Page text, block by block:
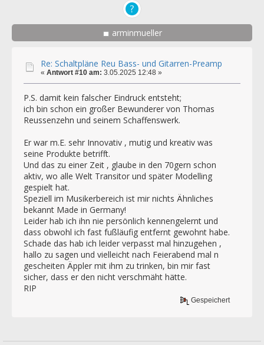
arminmueller
Re: Schaltpläne Reu Bass- und Gitarren-Preamp
« Antwort #10 am: 3.05.2025 12:48 »
P.S. damit kein falscher Eindruck entsteht;
ich bin schon ein großer Bewunderer von Thomas
Reussenzehn und seinem Schaffenswerk.
Er war m.E. sehr Innovativ , mutig und kreativ was
seine Produkte betrifft.
Und das zu einer Zeit , glaube in den 70gern schon
aktiv, wo alle Welt Transitor und später Modelling
gespielt hat.
Speziell im Musikerbereich ist mir nichts Ähnliches
bekannt Made in Germany!
Leider hab ich ihn nie persönlich kennengelernt und
dass obwohl ich fast fußläufig entfernt gewohnt habe.
Schade das hab ich leider verpasst mal hinzugehen ,
hallo zu sagen und vielleicht nach Feierabend mal n
gescheiten Äppler mit ihm zu trinken, bin mir fast
sicher, dass er den nicht verschmäht hätte.
RIP
Gespeichert